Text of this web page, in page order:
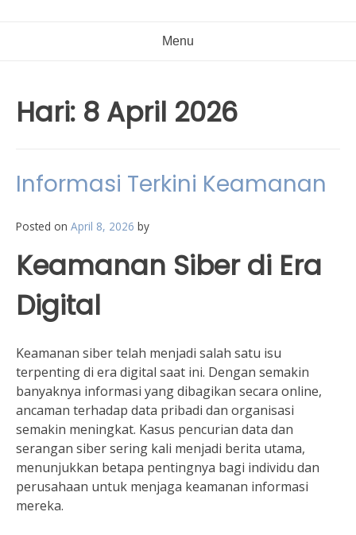
Menu
Hari: 8 April 2026
Informasi Terkini Keamanan
Posted on April 8, 2026 by
Keamanan Siber di Era
Digital
Keamanan siber telah menjadi salah satu isu
terpenting di era digital saat ini. Dengan semakin
banyaknya informasi yang dibagikan secara online,
ancaman terhadap data pribadi dan organisasi
semakin meningkat. Kasus pencurian data dan
serangan siber sering kali menjadi berita utama,
menunjukkan betapa pentingnya bagi individu dan
perusahaan untuk menjaga keamanan informasi
mereka.